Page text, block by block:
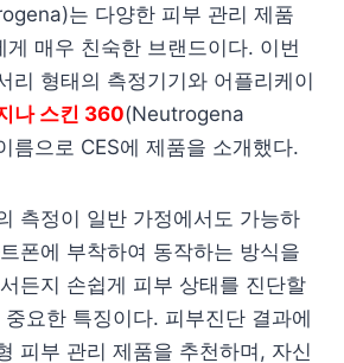
는 다양한 피부 관리 제품
게 매우 친숙한 브랜드이다. 이번
리 형태의 측정기기와 어플리케이
나 스킨 360(Neutrogena
름으로 CES에 제품을 소개했다.
측정이 일반 가정에서도 가능하
폰에 부착하여 동작하는 방식을
든지 손쉽게 피부 상태를 진단할
요한 특징이다. 피부진단 결과에
피부 관리 제품을 추천하며, 자신